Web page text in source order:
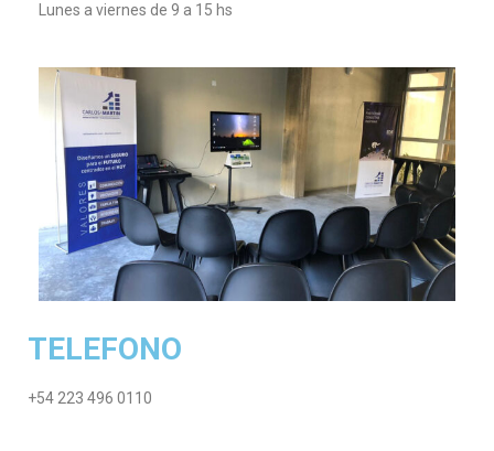
Lunes a viernes de 9 a 15 hs
TELEFONO
+54 223 496 0110